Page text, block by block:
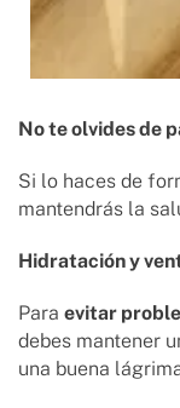
No te olvides de
Si lo haces de
mantendrás la
Hidratación y
Para evitar
debes mantener
una buena